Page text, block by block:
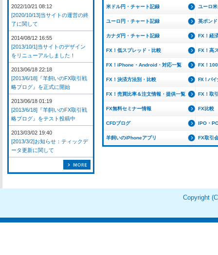
米ドル円・チャート記録 ユーロ
ユーロ円・チャート記録 英ポン
カナダ円・チャート記録 FX！経
FX！低スプレッド・比較 FX！高
FX！iPhone・Android・対応一覧 FX！
FX！決済方法別・比較 FX！バイ
FX！売買比率＆注文情報・提供一覧 FX！取
FX無料セミナー情報 FX比較
CFDブログ IPO・
羊飼いのiPhoneアプリ FX取引
2022/10/21 08:12
[2020/10/13]当サイトの運営の終
了に関して
2014/08/12 16:55
[2013/10/1]当サイトのデザイン
をリニューアルしました！
2013/06/18 22:18
[2013/6/18]『羊飼いのFX取引戦
略ブログ』を正式に開始
2013/06/18 01:19
[2013/6/18]『羊飼いのFX取引戦
略ブログ』をテスト投稿中
2013/03/02 19:40
[2013/3/2]お知らせ：ティックデ
ータ更新に関して
Copyright